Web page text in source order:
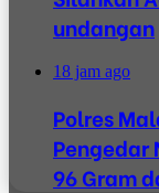
undangan
18 jam ago
Polres
Pengedar
96 Gram